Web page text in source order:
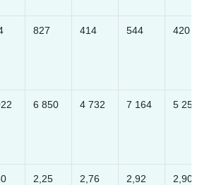
827 414 544 420
6 850 4 732 7 164 5 254
2,25 2,76 2,92 2,90